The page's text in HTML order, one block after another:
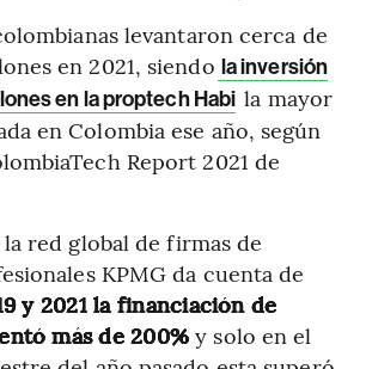
levantaron cerca de
en 2021, siendo la inversión
en la proptech Habi la mayor
en Colombia ese año, según
Report 2021 de
red global de firmas de
KPMG da cuenta de
y 2021 la financiación de
más de 200%y solo en el